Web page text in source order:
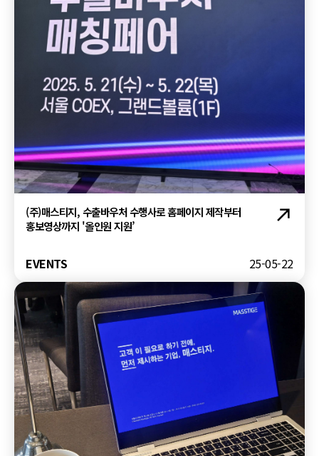
(주)매스티지, 수출바우처 수행사로 홈페이지 제작부터
홍보영상까지 '올인원 지원’
EVENTS 25-05-22